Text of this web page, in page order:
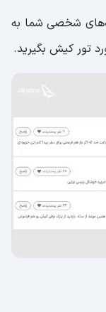
شخصی شما به
تور کیش بگیرید.